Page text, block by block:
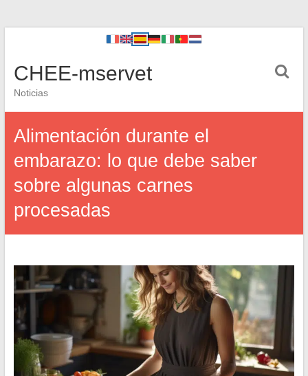
CHEE-mservet
Noticias
Alimentación durante el
embarazo: lo que debe saber
sobre algunas carnes
procesadas